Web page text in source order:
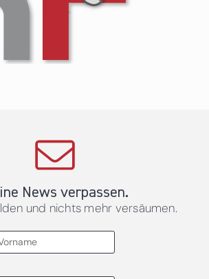
News verpassen.
und nichts mehr versäumen.